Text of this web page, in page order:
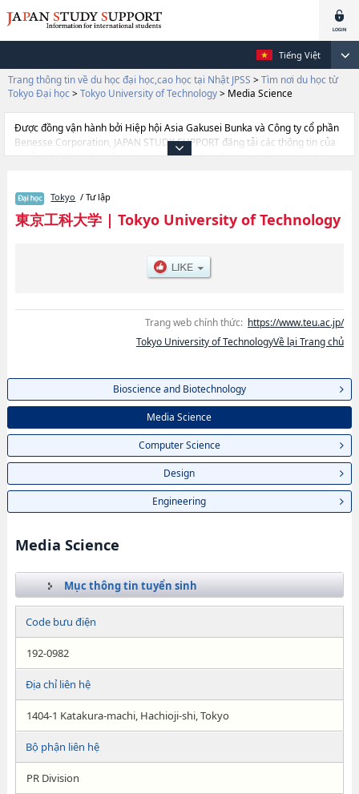
Tiếng Việt
Trang thông tin về du học đại học,cao học tại Nhật JPSS > Tìm nơi du học từ
Tokyo Đại học > Tokyo University of Technology> Media Science
Được đồng vận hành bởi Hiệp hội Asia Gakusei Bunka và Công ty cổ phần
Benesse Corporation, JAPAN STUDY SUPPORT đăng tải các thông tin của
khoảng 1.300 trường đại học, cao học, trường đại học ngắn hạn, trường
thông tin cần thiết dành cho du học sinh, như là về các Ngành Bioscience
and BiotechnologyhoặcNgành Media SciencehoặcNgành Computer
SciencehoặcNgành DesignhoặcNgành Engineering, thông tin về từng
lượng trúng tuyển, cở sở trang thiết bị, hướng dẫn địa điểm v.v...
Tokyo / Tư lập
東京工科大学| Tokyo University of Technology
Trang web chính thức: https://www.teu.ac.jp/
Tokyo University of TechnologyVề lại Trang chủ
Bioscience and Biotechnology
Media Science
Computer Science
Design
Engineering
Media Science
Mục thông tin tuyển sinh
Code bưu điện
192-0982
Địa chỉ liên hệ
1404-1 Katakura-machi, Hachioji-shi, Tokyo
Bộ phận liên hệ
PR Division